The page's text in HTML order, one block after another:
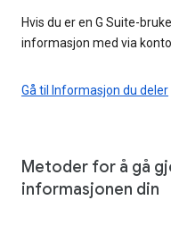
Hvis du er en G Suite-
informasjon med via
Gå til Informasjon du deler
Metoder for å gå
informasjonen din